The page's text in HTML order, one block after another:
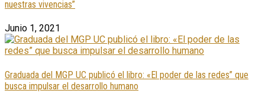
nuestras vivencias”
Junio 1, 2021
Graduada del MGP UC publicó el libro: «El poder de las redes” que
busca impulsar el desarrollo humano